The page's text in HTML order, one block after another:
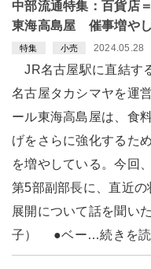
中部流通特集：百貨店
東海高島屋 催事増や
特集 小売 2024.05.28
JR名古屋駅に直結す
名古屋タカシマヤを運
ール東海高島屋は、食
げをさらに強化するた
を増やしている。今回
第5部副部長に、直近の
展開について話を聞い
子） ●ベー…続きを読